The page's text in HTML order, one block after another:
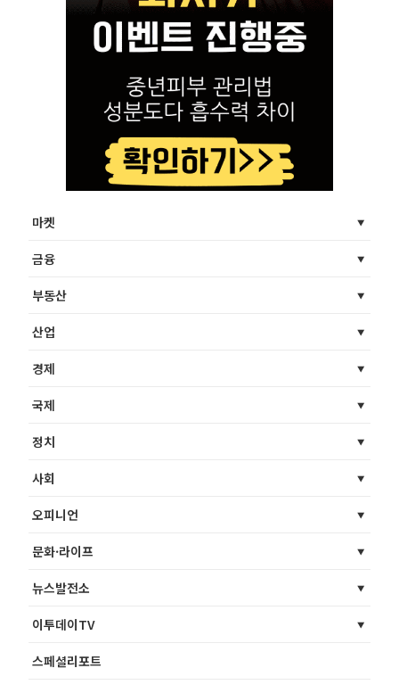
마켓
금융
부동산
산업
경제
국제
정치
사회
오피니언
문화·라이프
뉴스발전소
이투데이TV
스페셜리포트